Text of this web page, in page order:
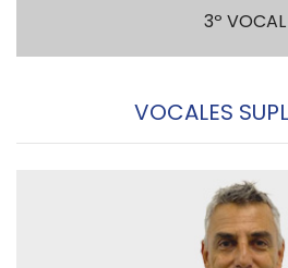
3º VOCAL
VOCALES